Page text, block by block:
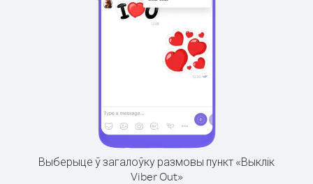
Выберыце ў загалоўку размовы пункт «Выклік
Viber Out»